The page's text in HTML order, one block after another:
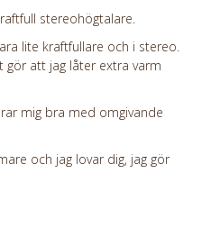
stereohögtalare.
lite kraftfullare och i stereo.
gör att jag låter extra varm
mig bra med omgivande
och jag lovar dig, jag gör